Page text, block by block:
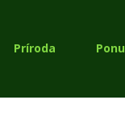
Príroda